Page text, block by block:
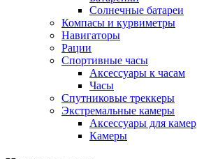
Солнечные батареи
Компасы и курвиметры
Навигаторы
Рации
Спортивные часы
Аксессуары к часам
Часы
Спутниковые треккеры
Экстремальные камеры
Аксессуары для камер
Камеры